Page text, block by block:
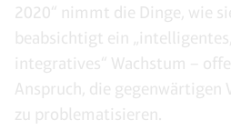
2020“ nimmt die Dinge, wie
beabsichtigt ein
integratives“ Wachstum –
Anspruch, die gegenwärtigen
zu problematisieren.